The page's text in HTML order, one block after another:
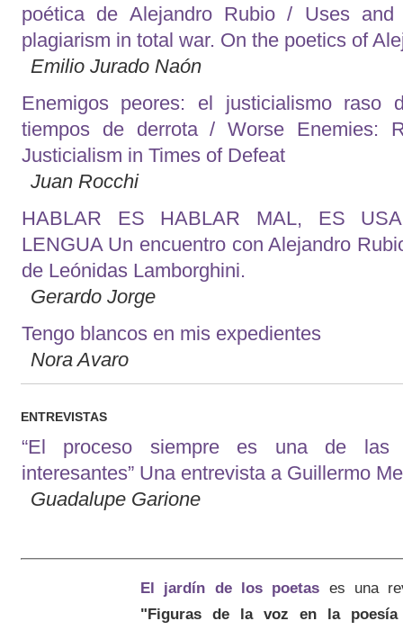
poética de Alejandro Rubio / Uses and
plagiarism in total war. On the poetics of
Emilio Jurado Naón
Enemigos peores: el justicialismo raso
tiempos de derrota / Worse Enemies:
Justicialism in Times of Defeat
Juan Rocchi
HABLAR ES HABLAR MAL, ES
LENGUA Un encuentro con Alejandro
de Leónidas Lamborghini.
Gerardo Jorge
Tengo blancos en mis expedientes
Nora Avaro
ENTREVISTAS
“El proceso siempre es una de las
interesantes” Una entrevista a Guillermo
Guadalupe Garione
El jardín de los poetas es una
"Figuras de la voz en la poesía